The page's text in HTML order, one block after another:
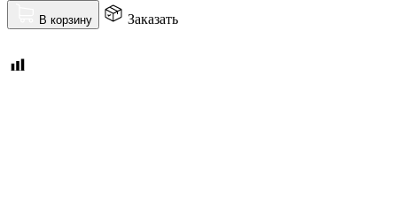
В корзину Заказать